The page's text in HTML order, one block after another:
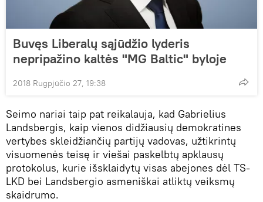
Buvęs Liberalų sąjūdžio lyderis
nepripažino kaltės "MG Baltic" byloje
2018 Rugpjūčio 27, 19:38
Seimo nariai taip pat reikalauja, kad Gabrielius
Landsbergis, kaip vienos didžiausių demokratines
vertybes skleidžiančių partijų vadovas, užtikrintų
visuomenės teisę ir viešai paskelbtų apklausų
protokolus, kurie išsklaidytų visas abejones dėl TS-
LKD bei Landsbergio asmeniškai atliktų veiksmų
skaidrumo.